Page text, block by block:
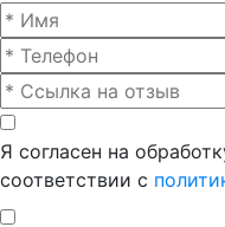
Я согласен на
соответствии с